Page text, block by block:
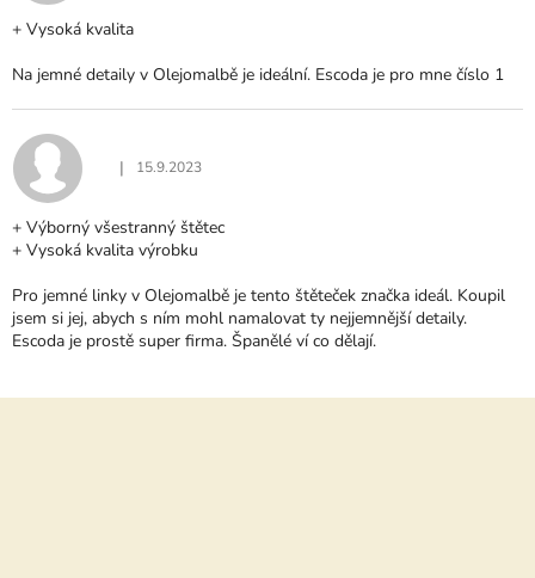
Í+ Vysoká kvalita
Na jemné detaily v Olejomalbě je ideální. Escoda je pro mne číslo 1
Hodnocení produktu je 5 z 5 hvězdiček.
| 15.9.2023
+ Výborný všestranný štětec
+ Vysoká kvalita výrobku
Pro jemné linky v Olejomalbě je tento štěteček značka ideál. Koupil
jsem si jej, abych s ním mohl namalovat ty nejjemnější detaily.
Escoda je prostě super firma. Španělé ví co dělají.